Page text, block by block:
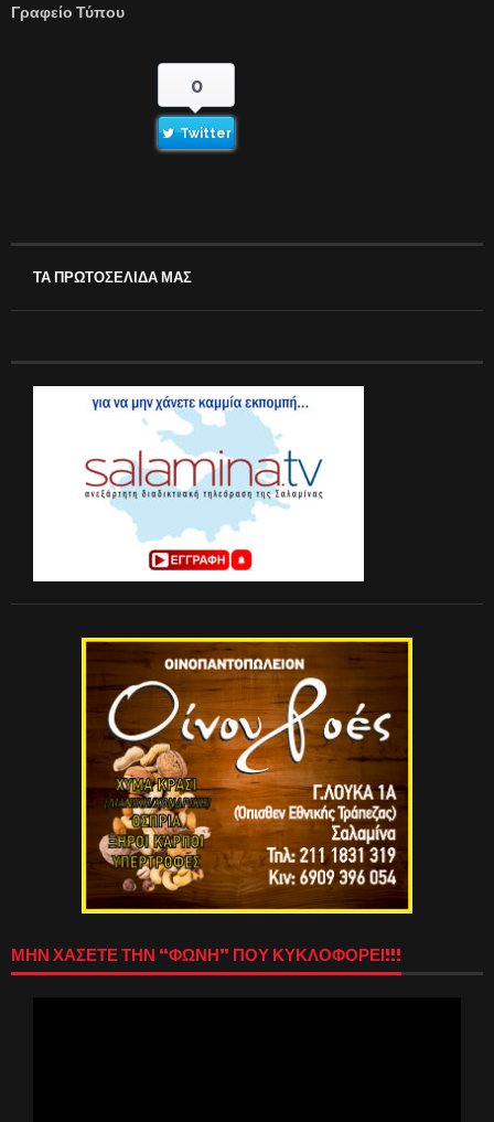
Γραφείο Τύπου
0
Twitter
ΤΑ ΠΡΩΤΟΣΕΛΙΔΑ ΜΑΣ
ΜΗΝ ΧΑΣΕΤΕ ΤΗΝ “ΦΩΝΗ” ΠΟΥ ΚΥΚΛΟΦΟΡΕΙ!!!